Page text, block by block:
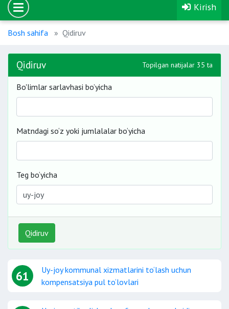
Kirish
Bosh sahifa Qidiruv
Qidiruv Topilgan natijalar 35 ta
Bo'limlar sarlavhasi bo’yicha
Matndagi so‘z yoki jumlalalar bo‘yicha
Teg bo‘yicha
Qidiruv
61
Uy-joy kommunal xizmatlarini to‘lash uchun
kompensatsiya pul to‘lovlari